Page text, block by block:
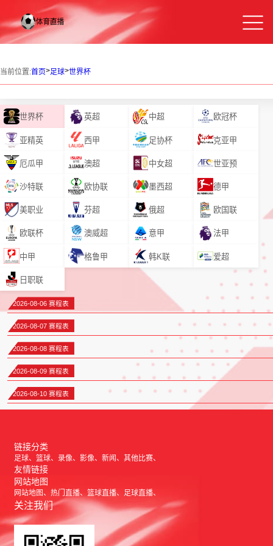
当前位置:首页>足球>世界杯
世界杯 英超 中超 欧冠杯
亚精英 西甲 足协杯 克亚甲
厄瓜甲 澳超 中女超 世亚预
沙特联 欧协联 墨西超 德甲
美职业 芬超 俄超 欧国联
欧联杯 澳威超 意甲 法甲
中甲 格鲁甲 韩K联 爱超
日职联
2026-08-06 赛程表
2026-08-07 赛程表
2026-08-08 赛程表
2026-08-09 赛程表
2026-08-10 赛程表
链接分类
足球 篮球 录像 影像 新闻 其他比赛
友情链接
网站地图
网站地图 热门直播 篮球直播 足球直播
关注我们